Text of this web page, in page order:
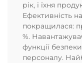
рік, і їхня
Ефективність
покращилася:
%.
функції
персоналу.